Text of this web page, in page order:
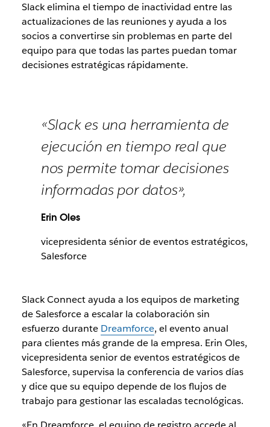
Slack elimina el tiempo de inactividad entre las
actualizaciones de las reuniones y ayuda a los
socios a convertirse sin problemas en parte del
equipo para que todas las partes puedan tomar
decisiones estratégicas rápidamente.
«Slack es una herramienta de
ejecución en tiempo real que
nos permite tomar decisiones
informadas por datos»,
Erin Oles
vicepresidenta sénior de eventos estratégicos,
Salesforce
Slack Connect ayuda a los equipos de marketing
de Salesforce a escalar la colaboración sin
esfuerzo durante Dreamforce, el evento anual
para clientes más grande de la empresa. Erin Oles,
vicepresidenta senior de eventos estratégicos de
Salesforce, supervisa la conferencia de varios días
y dice que su equipo depende de los flujos de
trabajo para gestionar las escaladas tecnológicas.